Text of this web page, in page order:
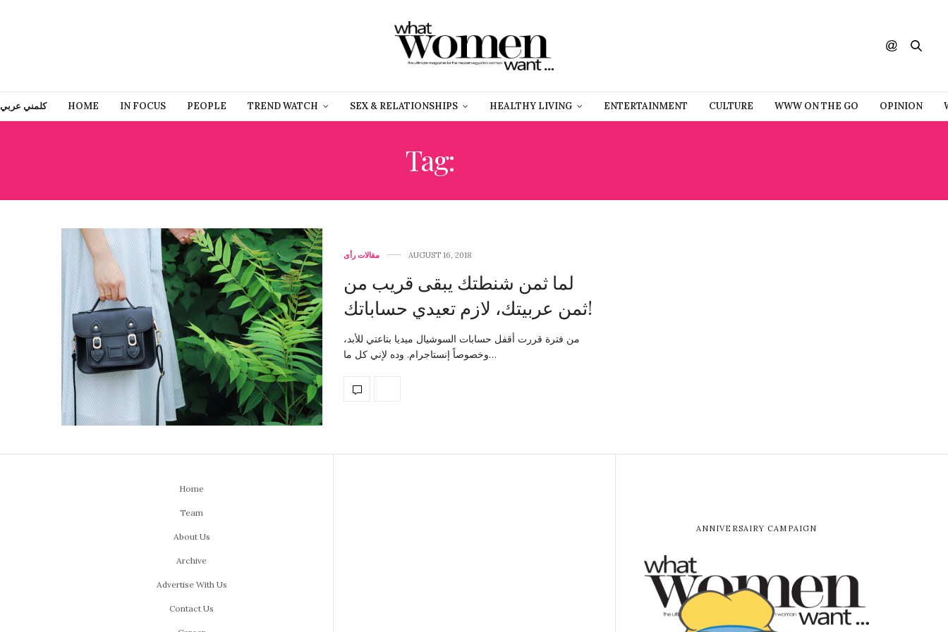
كلمني عربي HOME IN FOCUS PEOPLE TREND WATCH SEX & RELATIONSHIPS HEALTHY LIVING ENTERTAINMENT CULTURE WWW ON THE GO OPINION
Tag:
مقالات رأى AUGUST 16, 2018
لما ثمن شنطتك يبقى قريب من
ثمن عربيتك، لازم تعيدي حساباتك!
من فترة قررت أقفل حسابات السوشيال ميديا بتاعتي للأبد،
وخصوصاً إنستاجرام. وده لإني كل ما…
Home
Team
About Us
Archive
Advertise With Us
Contact Us
ANNIVERSAIRY CAMPAIGN